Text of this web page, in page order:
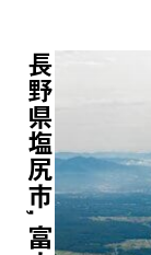
長野県塩尻市, 富士見町